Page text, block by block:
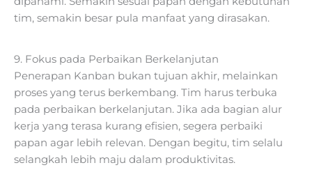
tim, semakin besar pula manfaat yang dirasakan.
9. Fokus pada Perbaikan Berkelanjutan
Penerapan Kanban bukan tujuan akhir, melainkan
proses yang terus berkembang. Tim harus terbuka
pada perbaikan berkelanjutan. Jika ada bagian alur
kerja yang terasa kurang efisien, segera perbaiki
papan agar lebih relevan. Dengan begitu, tim selalu
selangkah lebih maju dalam produktivitas.